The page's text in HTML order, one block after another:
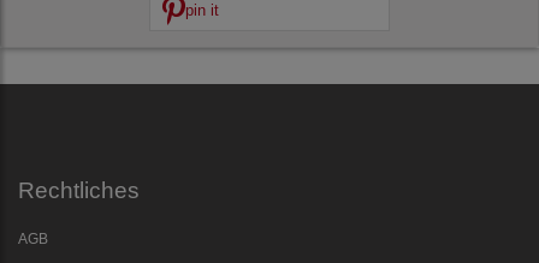
pin it
Rechtliches
AGB